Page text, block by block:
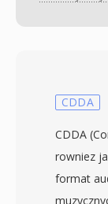
CDDA
CDDA
rowniez
format